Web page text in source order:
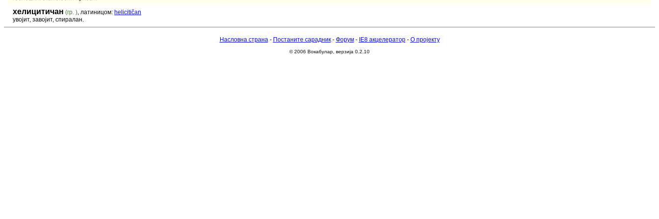
хелицитичан (гр. ), латиницом: helicitičan
увојит, завојит, спиралан.
Насловна страна- Постаните сарадник- Форум- IE8 акцелератор- О пројекту
© 2006 Вокабулар, верзија 0.2.10